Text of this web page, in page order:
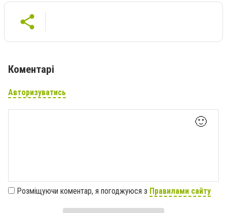
Коментарі
Авторизуватись
🙂
Розміщуючи коментар, я погоджуюся з Правилами сайту